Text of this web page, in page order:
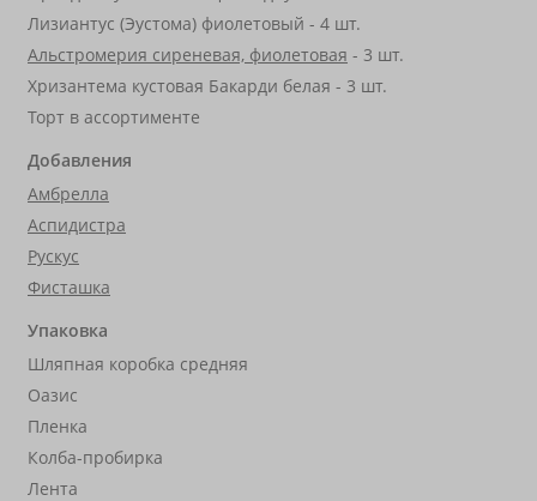
Лизиантус (Эустома) фиолетовый - 4 шт.
Альстромерия сиреневая, фиолетовая - 3 шт.
Хризантема кустовая Бакарди белая - 3 шт.
Торт в ассортименте
Добавления
Амбрелла
Аспидистра
Рускус
Фисташка
Упаковка
Шляпная коробка средняя
Оазис
Пленка
Колба-пробирка
Лента